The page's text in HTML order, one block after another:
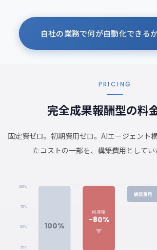
自社の業務で何が自動化できる
PRICING
完全成果報酬型の料
固定費ゼロ。初期費用ゼロ。AIエージェント
たコストの一部を、構築費用としてい
100%
75%
50%
25%
100%
削減幅
-80%
構築費用